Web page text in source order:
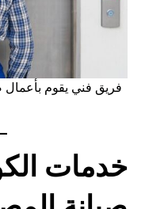
فريق فني يقوم بأعمال
خدمات